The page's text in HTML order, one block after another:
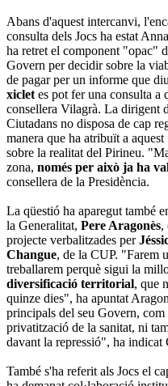
Abans d'aquest intercanvi,
consulta dels Jocs ha estat
ha retret el component "opac"
Govern per decidir sobre la
de pagar per un informe que
xiclet es pot fer una consulta a
consellera Vilagrà. La dirigent
Ciutadans no disposa de cap
manera que ha atribuït a
sobre la realitat del Pirineu.
zona, només per això ja ha
consellera de la Presidència.
La qüestió ha aparegut també
la Generalitat, Pere Aragonès,
projecte verbalitzades per
Changue, de la CUP. "Farem
treballarem perquè sigui la
diversificació territorial, que
quinze dies", ha apuntat
principals del seu Govern,
privatització de la sanitat, ni
davant la repressió", ha indicat
També s'ha referit als Jocs el